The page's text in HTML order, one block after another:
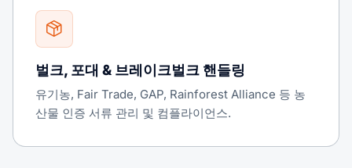
벌크, 포대 & 브레이크벌크 핸들링
유기농, Fair Trade, GAP, Rainforest Alliance 등 농
산물 인증 서류 관리 및 컴플라이언스.